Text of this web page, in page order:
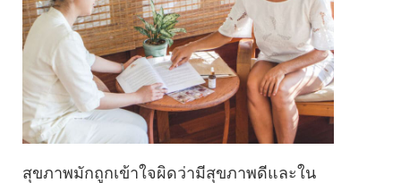
สุขภาพมักถูกเข้าใจผิดว่ามีสุขภาพดีและใน